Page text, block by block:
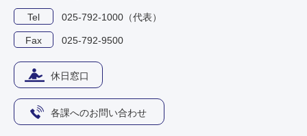
Tel 025-792-1000（代表）
Fax 025-792-9500
休日窓口
各課へのお問い合わせ